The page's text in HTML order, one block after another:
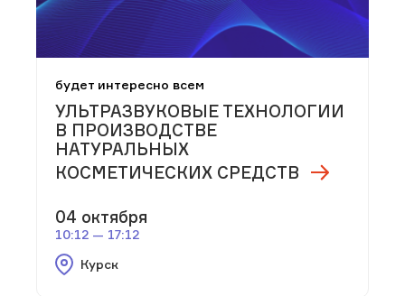
будет интересно всем
УЛЬТРАЗВУКОВЫЕ ТЕХНОЛОГИИ
В ПРОИЗВОДСТВЕ
НАТУРАЛЬНЫХ
КОСМЕТИЧЕСКИХ СРЕДСТВ
04 октября
10:12 — 17:12
Курск